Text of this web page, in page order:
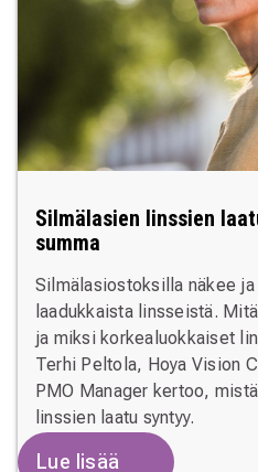
Silmälasien linssien
summa
Silmälasiostoksilla näkee
laadukkaista linsseistä.
ja miksi korkealuokkaiset
Terhi Peltola, Hoya Vision
PMO Manager kertoo,
linssien laatu syntyy.
Lue lisää